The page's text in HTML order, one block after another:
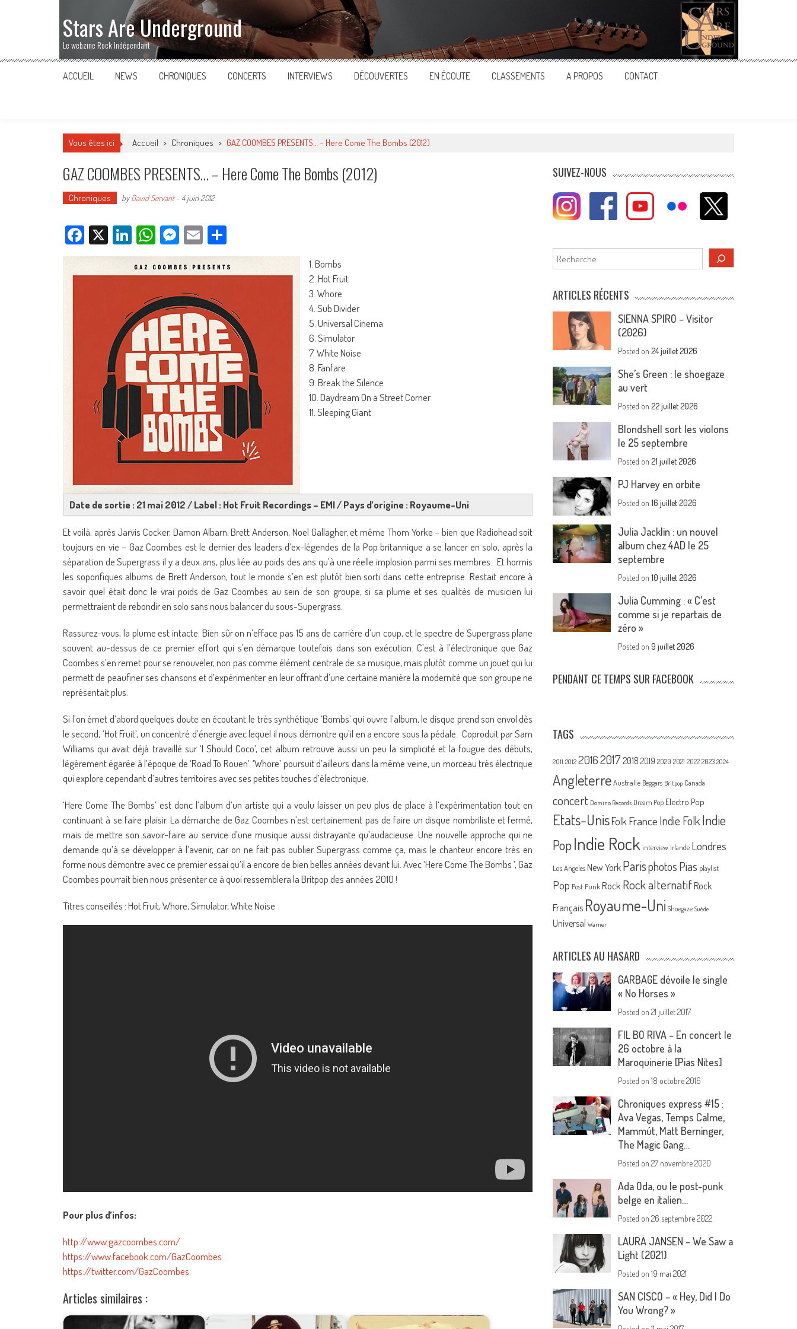
Stars Are Underground
Le webzine Rock Indépendant
ACCUEIL NEWS CHRONIQUES CONCERTS INTERVIEWS DÉCOUVERTES EN ÉCOUTE CLASSEMENTS A PROPOS CONTACT
Vous êtes ici Accueil > Chroniques > GAZ COOMBES PRESENTS… – Here Come The Bombs (2012)
GAZ COOMBES PRESENTS… – Here Come The Bombs (2012)
Chroniques byDavid Servant- 4 juin 2012
Facebook
X LinkedIn
WhatsApp
Messenger
Email
1. Bombs
2. Hot Fruit
3. Whore
4. Sub Divider
5. Universal Cinema
6. Simulator
7. White Noise
8. Fanfare
9. Break the Silence
10. Daydream On a Street Corner
11. Sleeping Giant
Date de sortie : 21 mai 2012 / Label : Hot Fruit Recordings – EMI / Pays d’origine : Royaume-Uni
Et voilà, après Jarvis Cocker, Damon Albarn, Brett Anderson, Noel Gallagher, et même Thom Yorke – bien que Radiohead soit
toujours en vie – Gaz Coombes est le dernier des leaders d’ex-légendes de la Pop britannique a se lancer en solo, après la
séparation de Supergrass il y a deux ans, plus liée au poids des ans qu’à une réelle implosion parmi ses membres. Et hormis
les soporifiques albums de Brett Anderson, tout le monde s’en est plutôt bien sorti dans cette entreprise. Restait encore à
savoir quel était donc le vrai poids de Gaz Coombes au sein de son groupe, si sa plume et ses qualités de musicien lui
permettraient de rebondir en solo sans nous balancer du sous-Supergrass.
Rassurez-vous, la plume est intacte. Bien sûr on n’efface pas 15 ans de carrière d’un coup, et le spectre de Supergrass plane
souvent au-dessus de ce premier effort qui s’en démarque toutefois dans son exécution. C’est à l’électronique que Gaz
Coombes s’en remet pour se renouveler, non pas comme élément centrale de sa musique, mais plutôt comme un jouet qui lui
permett de peaufiner ses chansons et d’expérimenter en leur offrant d’une certaine manière la modernité que son groupe ne
représentait plus.
Si l’on émet d’abord quelques doute en écoutant le très synthétique ‘Bombs’ qui ouvre l’album, le disque prend son envol dès
le second, ‘Hot Fruit’, un concentré d’énergie avec lequel il nous démontre qu’il en a encore sous la pédale. Coproduit par Sam
Williams qui avait déjà travaillé sur ‘I Should Coco’, cet album retrouve aussi un peu la simplicité et la fougue des débuts,
légèrement égarée à l’époque de ‘Road To Rouen’. ‘Whore’ poursuit d’ailleurs dans la même veine, un morceau très électrique
qui explore cependant d’autres territoires avec ses petites touches d’électronique.
‘Here Come The Bombs’ est donc l’album d’un artiste qui a voulu laisser un peu plus de place à l’expérimentation tout en
continuant à se faire plaisir. La démarche de Gaz Coombes n’est certainement pas de faire un disque nombriliste et fermé,
mais de mettre son savoir-faire au service d’une musique aussi distrayante qu’audacieuse. Une nouvelle approche qui ne
demande qu’à se développer à l’avenir, car on ne fait pas oublier Supergrass comme ça, mais le chanteur encore très en
forme nous démontre avec ce premier essai qu’il a encore de bien belles années devant lui. Avec ‘Here Come The Bombs ‘, Gaz
Coombes pourrait bien nous présenter ce à quoi ressemblera la Britpop des années 2010 !
Titres conseillés : Hot Fruit, Whore, Simulator, White Noise
Pour plus d’infos:
http://www.gazcoombes.com/
https://www.facebook.com/GazCoombes
https://twitter.com/GazCoombes
Articles similaires :
SUIVEZ-NOUS
Rechercher
ARTICLES RÉCENTS
SIENNA SPIRO – Visitor
(2026)
Posted on24 juillet 2026
She’s Green : le shoegaze
au vert
Posted on22 juillet 2026
Blondshell sort les violons
le 25 septembre
Posted on21 juillet 2026
PJ Harvey en orbite
Posted on16 juillet 2026
Julia Jacklin : un nouvel
album chez 4AD le 25
septembre
Posted on10 juillet 2026
Julia Cumming : « C’est
comme si je repartais de
zéro »
Posted on9 juillet 2026
PENDANT CE TEMPS SUR FACEBOOK
TAGS
2011 2012 20162017 2018 2019 2020 2021 2022 2023 2024
Angleterre Australie Beggars Britpop Canada
concert Domino Records Dream Pop Electro Pop
Etats-UnisFolk France Indie FolkIndie
PopIndie Rock interview Irlande Londres
Los Angeles New York Parisphotos Pias playlist
Pop Post Punk Rock Rock alternatif Rock
Français Royaume-Uni Shoegaze Suède
Universal Warner
ARTICLES AU HASARD
GARBAGE dévoile le single
« No Horses »
Posted on21 juillet 2017
FIL BO RIVA – En concert le
26 octobre à la
Maroquinerie [Pias Nites]
Posted on18 octobre 2016
Chroniques express #15 :
Ava Vegas, Temps Calme,
Mammút, Matt Berninger,
The Magic Gang…
Posted on27 novembre 2020
Ada Oda, ou le post-punk
belge en italien…
Posted on26 septembre 2022
LAURA JANSEN – We Saw a
Light (2021)
Posted on19 mai 2021
SAN CISCO – « Hey, Did I Do
You Wrong? »